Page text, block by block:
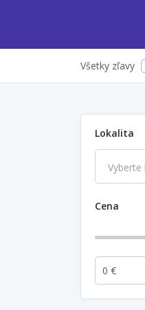
Všetky zľavy
Lokalita
Cena